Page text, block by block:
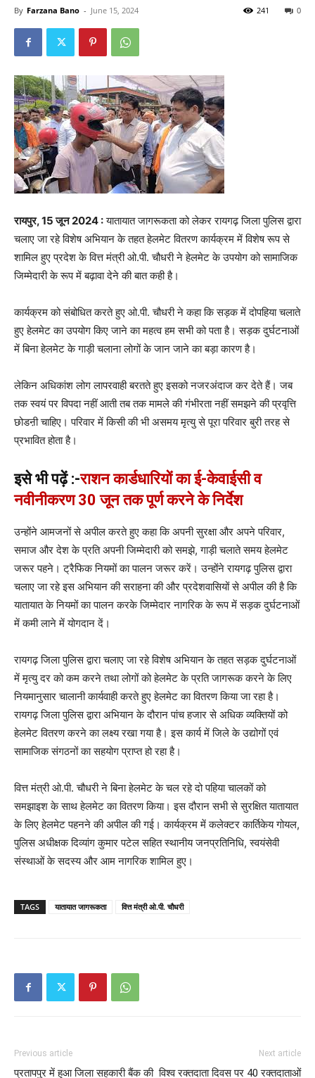
By Farzana Bano - June 15, 2024 0
241
रायपुर, 15 जून 2024 :यातायात जागरूकता को लेकर रायगढ़ जिला पुलिस द्वारा
चलाए जा रहे विशेष अभियान के तहत हेलमेट वितरण कार्यक्रम में विशेष रूप से
शामिल हुए प्रदेश के वित्त मंत्री ओ.पी. चौधरी ने हेलमेट के उपयोग को सामाजिक
जिम्मेदारी के रूप में बढ़ावा देने की बात कही है।
कार्यक्रम को संबोधित करते हुए ओ.पी. चौधरी ने कहा कि सड़क में दोपहिया चलाते
हुए हेलमेट का उपयोग किए जाने का महत्व हम सभी को पता है। सड़क दुर्घटनाओं
में बिना हेलमेट के गाड़ी चलाना लोगों के जान जाने का बड़ा कारण है।
लेकिन अधिकांश लोग लापरवाही बरतते हुए इसको नजरअंदाज कर देते हैं। जब
तक स्वयं पर विपदा नहीं आती तब तक मामले की गंभीरता नहीं समझने की प्रवृत्ति
छोडऩी चाहिए। परिवार में किसी की भी असमय मृत्यु से पूरा परिवार बुरी तरह से
प्रभावित होता है।
इसे भी पढ़ें :-राशन कार्डधारियों का ई-केवाईसी व
नवीनीकरण 30 जून तक पूर्ण करने के निर्देश
उन्होंने आमजनों से अपील करते हुए कहा कि अपनी सुरक्षा और अपने परिवार,
समाज और देश के प्रति अपनी जिम्मेदारी को समझे, गाड़ी चलाते समय हेलमेट
जरूर पहने। ट्रैफिक नियमों का पालन जरूर करें। उन्होंने रायगढ़ पुलिस द्वारा
चलाए जा रहे इस अभियान की सराहना की और प्रदेशवासियों से अपील की है कि
यातायात के नियमों का पालन करके जिम्मेदार नागरिक के रूप में सड़क दुर्घटनाओं
में कमी लाने में योगदान दें।
रायगढ़ जिला पुलिस द्वारा चलाए जा रहे विशेष अभियान के तहत सड़क दुर्घटनाओं
में मृत्यु दर को कम करने तथा लोगों को हेलमेट के प्रति जागरूक करने के लिए
नियमानुसार चालानी कार्यवाही करते हुए हेलमेट का वितरण किया जा रहा है।
रायगढ़ जिला पुलिस द्वारा अभियान के दौरान पांच हजार से अधिक व्यक्तियों को
हेलमेट वितरण करने का लक्ष्य रखा गया है। इस कार्य में जिले के उद्योगों एवं
सामाजिक संगठनों का सहयोग प्राप्त हो रहा है।
वित्त मंत्री ओ.पी. चौधरी ने बिना हेलमेट के चल रहे दो पहिया चालकों को
समझाइश के साथ हेलमेट का वितरण किया। इस दौरान सभी से सुरक्षित यातायात
के लिए हेलमेट पहनने की अपील की गई। कार्यक्रम में कलेक्टर कार्तिकेय गोयल,
पुलिस अधीक्षक दिव्यांग कुमार पटेल सहित स्थानीय जनप्रतिनिधि, स्वयंसेवी
संस्थाओं के सदस्य और आम नागरिक शामिल हुए।
TAGS यातायात जागरूकता वित्त मंत्री ओ.पी. चौधरी
Previous article
प्रतापपुर में हुआ जिला सहकारी बैंक की
Next article
विश्व रक्तदाता दिवस पर 40 रक्तदाताओं